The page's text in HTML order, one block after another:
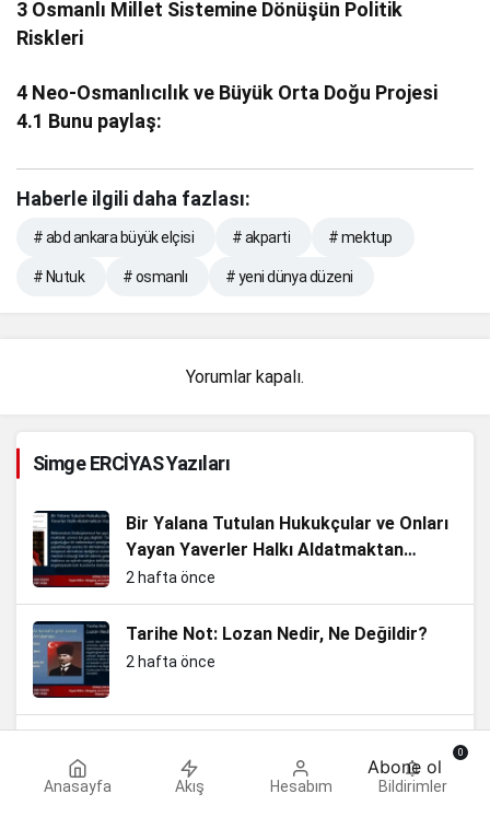
3 Osmanlı Millet Sistemine Dönüşün Politik
Riskleri
4 Neo-Osmanlıcılık ve Büyük Orta Doğu Projesi
4.1 Bunu paylaş:
Haberle ilgili daha fazlası:
# abd ankara büyük elçisi # akparti # mektup
# Nutuk # osmanlı # yeni dünya düzeni
Yorumlar kapalı.
Simge ERCİYAS Yazıları
Bir Yalana Tutulan Hukukçular ve Onları
Yayan Yaverler Halkı Aldatmaktan
Vazgeçin
2 hafta önce
Tarihe Not: Lozan Nedir, Ne Değildir?
2 hafta önce
86 Yıllık Hesaplaşma
4 hafta önce
Anasayfa Akış Hesabım Bildirimler
0
Abone ol